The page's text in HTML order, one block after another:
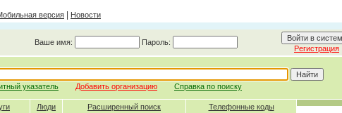
версия Новости
Ваше имя: Пароль:
Регистрация
указатель Добавить организацию Справка по поиску
Люди Расширенный поиск Телефонные коды